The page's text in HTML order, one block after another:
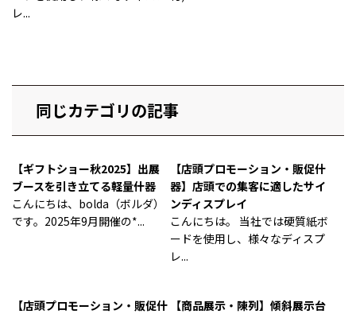
レ...
同じカテゴリの記事
【ギフトショー秋2025】出展
ブースを引き立てる軽量什器
こんにちは、bolda（ボルダ）
です。2025年9月開催の*...
【店頭プロモーション・販促什
器】店頭での集客に適したサイ
ンディスプレイ
こんにちは。 当社では硬質紙ボ
ードを使用し、様々なディスプ
レ...
【店頭プロモーション・販促什 【商品展示・陳列】傾斜展示台